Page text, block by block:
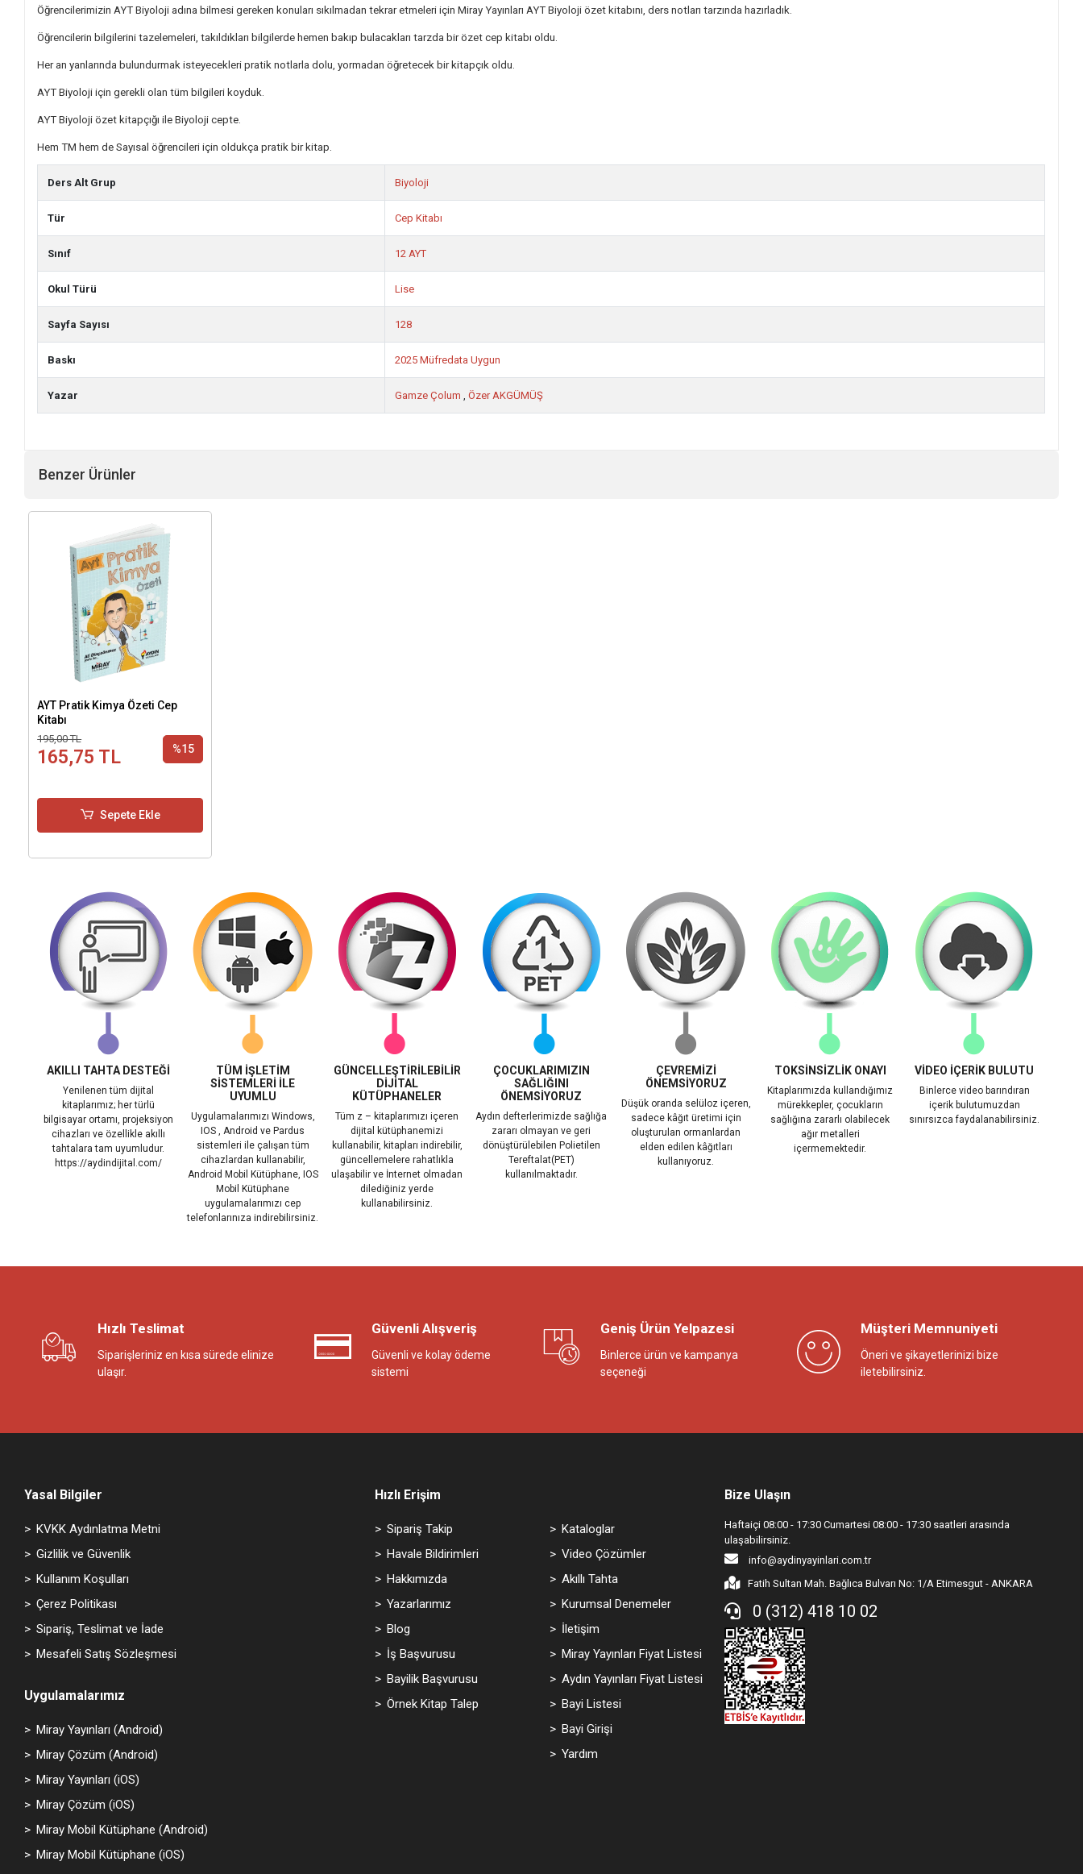
Öğrencilerimizin AYT Biyoloji adına bilmesi gereken konuları sıkılmadan tekrar etmeleri için Miray Yayınları AYT Biyoloji özet kitabını, ders notları tarzında hazırladık.
Öğrencilerin bilgilerini tazelemeleri, takıldıkları bilgilerde hemen bakıp bulacakları tarzda bir özet cep kitabı oldu.
Her an yanlarında bulundurmak isteyecekleri pratik notlarla dolu, yormadan öğretecek bir kitapçık oldu.
AYT Biyoloji için gerekli olan tüm bilgileri koyduk.
AYT Biyoloji özet kitapçığı ile Biyoloji cepte.
Hem TM hem de Sayısal öğrencileri için oldukça pratik bir kitap.
Ders Alt Grup Biyoloji
Tür Cep Kitabı
Sınıf 12 AYT
Okul Türü Lise
Sayfa Sayısı 128
Baskı 2025 Müfredata Uygun
Yazar Gamze Çolum ,Özer AKGÜMÜŞ
Benzer Ürünler
AYT Pratik Kimya Özeti Cep
Kitabı
195,00 TL
165,75 TL %15
Sepete Ekle
AKILLI TAHTA DESTEĞİ
Yenilenen tüm dijital
kitaplarımız; her türlü
bilgisayar ortamı, projeksiyon
cihazları ve özellikle akıllı
tahtalara tam uyumludur.
https://aydindijital.com/
TÜM İŞLETİM
SİSTEMLERİ İLE
UYUMLU
Uygulamalarımızı Windows,
IOS , Android ve Pardus
sistemleri ile çalışan tüm
cihazlardan kullanabilir,
Android Mobil Kütüphane, IOS
Mobil Kütüphane
uygulamalarımızı cep
telefonlarınıza indirebilirsiniz.
GÜNCELLEŞTİRİLEBİLİR
DİJİTAL
KÜTÜPHANELER
Tüm z – kitaplarımızı içeren
dijital kütüphanemizi
kullanabilir, kitapları indirebilir,
güncellemelere rahatlıkla
ulaşabilir ve İnternet olmadan
dilediğiniz yerde
kullanabilirsiniz.
ÇOCUKLARIMIZIN
SAĞLIĞINI
ÖNEMSİYORUZ
Aydın defterlerimizde sağlığa
zararı olmayan ve geri
dönüştürülebilen Polietilen
Tereftalat(PET)
kullanılmaktadır.
ÇEVREMİZİ
ÖNEMSİYORUZ
Düşük oranda selüloz içeren,
sadece kâğıt üretimi için
oluşturulan ormanlardan
elden edilen kâğıtları
kullanıyoruz.
TOKSİNSİZLİK ONAYI
Kitaplarımızda kullandığımız
mürekkepler, çocukların
sağlığına zararlı olabilecek
ağır metalleri
içermemektedir.
VİDEO İÇERİK BULUTU
Binlerce video barındıran
içerik bulutumuzdan
sınırsızca faydalanabilirsiniz.
Hızlı Teslimat
Siparişleriniz en kısa sürede elinize
ulaşır.
Güvenli Alışveriş
Güvenli ve kolay ödeme
sistemi
Geniş Ürün Yelpazesi
Binlerce ürün ve kampanya
seçeneği
Müşteri Memnuniyeti
Öneri ve şikayetlerinizi bize
iletebilirsiniz.
Yasal Bilgiler
KVKK Aydınlatma Metni
Gizlilik ve Güvenlik
Kullanım Koşulları
Çerez Politikası
Sipariş, Teslimat ve İade
Mesafeli Satış Sözleşmesi
Uygulamalarımız
Miray Yayınları (Android)
Miray Çözüm (Android)
Miray Yayınları (iOS)
Miray Çözüm (iOS)
Miray Mobil Kütüphane (Android)
Miray Mobil Kütüphane (iOS)
Hızlı Erişim
Sipariş Takip
Havale Bildirimleri
Hakkımızda
Yazarlarımız
Blog
İş Başvurusu
Bayilik Başvurusu
Örnek Kitap Talep
Kataloglar
Video Çözümler
Akıllı Tahta
Kurumsal Denemeler
İletişim
Miray Yayınları Fiyat Listesi
Aydın Yayınları Fiyat Listesi
Bayi Listesi
Bayi Girişi
Yardım
Bize Ulaşın
Haftaiçi 08:00 - 17:30 Cumartesi 08:00 - 17:30 saatleri arasında
ulaşabilirsiniz.
info@aydinyayinlari.com.tr
Fatih Sultan Mah. Bağlıca Bulvarı No: 1/A Etimesgut - ANKARA
0 (312) 418 10 02